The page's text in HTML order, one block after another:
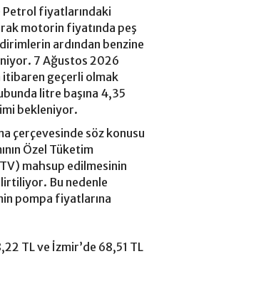
Petrol fiyatlarındaki
motorin fiyatında peş
ardından benzine
7 Ağustos 2026
itibaren geçerli olmak
litre başına 4,35
bekleniyor.
çerçevesinde söz konusu
Özel Tüketim
mahsup edilmesinin
Bu nedenle
pompa fiyatlarına
TL ve İzmir’de 68,51 TL